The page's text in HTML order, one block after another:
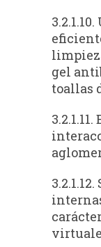
gel
toallas